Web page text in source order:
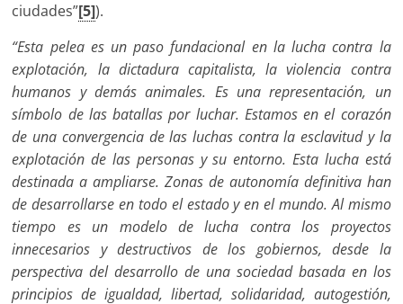
ciudades”[5]).
“Esta pelea es un paso fundacional en la lucha contra la
explotación, la dictadura capitalista, la violencia contra
humanos y demás animales. Es una representación, un
símbolo de las batallas por luchar. Estamos en el corazón
de una convergencia de las luchas contra la esclavitud y la
explotación de las personas y su entorno. Esta lucha está
destinada a ampliarse. Zonas de autonomía definitiva han
de desarrollarse en todo el estado y en el mundo. Al mismo
tiempo es un modelo de lucha contra los proyectos
innecesarios y destructivos de los gobiernos, desde la
perspectiva del desarrollo de una sociedad basada en los
principios de igualdad, libertad, solidaridad, autogestión,